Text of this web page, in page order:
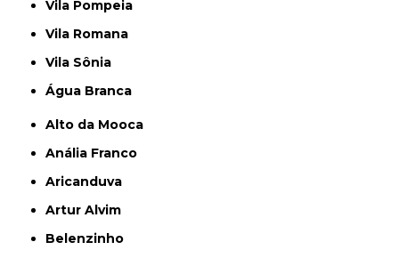
Vila Pompeia
Vila Romana
Vila Sônia
Água Branca
Alto da Mooca
Anália Franco
Aricanduva
Artur Alvim
Belenzinho